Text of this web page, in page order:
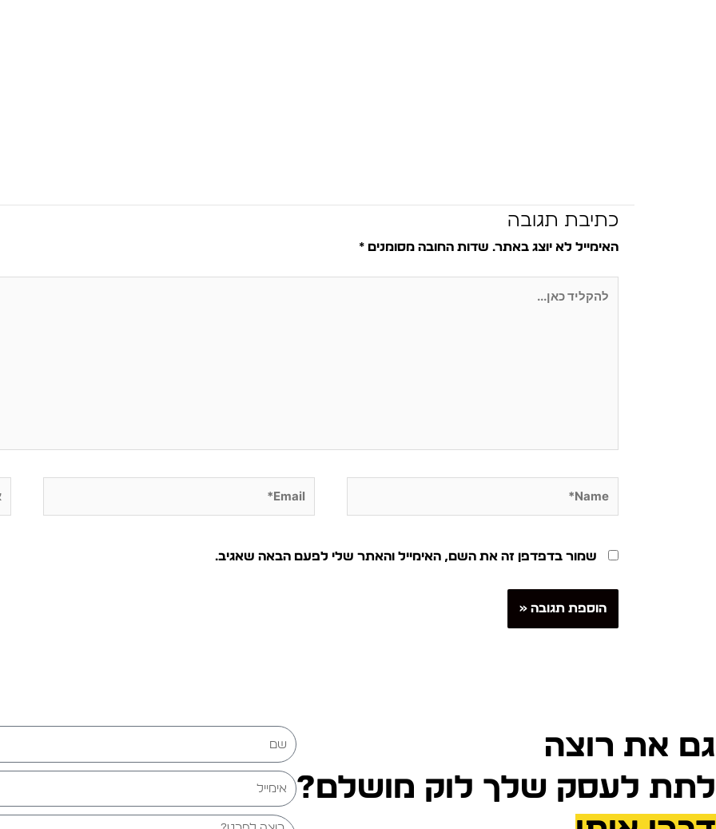
כתיבת תגובה
האימייל לא יוצג באתר. שדות החובה מסומנים *
שמור בדפדפן זה את השם, האימייל והאתר שלי לפעם הבאה שאגיב.
גם את רוצה
לתת לעסק שלך לוק מושלם?
שם
אימייל
הודעה